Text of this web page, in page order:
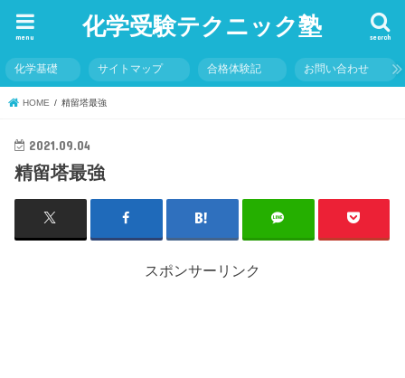
化学受験テクニック塾 search
menu
化学基礎 サイトマップ 合格体験記 お問い合わせ
HOME 精留塔最強
2021.09.04
精留塔最強
スポンサーリンク